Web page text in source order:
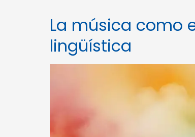
La música como
lingüística